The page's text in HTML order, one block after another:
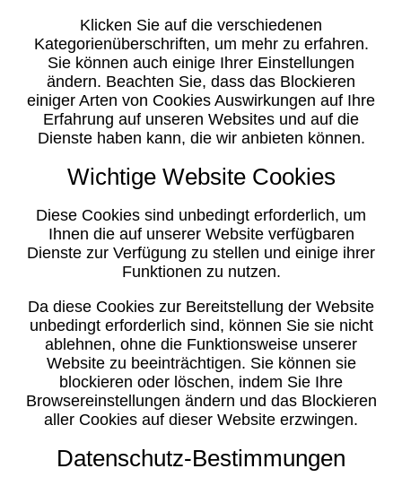
Klicken Sie auf die verschiedenen
Kategorienüberschriften, um mehr zu erfahren.
Sie können auch einige Ihrer Einstellungen
ändern. Beachten Sie, dass das Blockieren
einiger Arten von Cookies Auswirkungen auf Ihre
Erfahrung auf unseren Websites und auf die
Dienste haben kann, die wir anbieten können.
Wichtige Website Cookies
Diese Cookies sind unbedingt erforderlich, um
Ihnen die auf unserer Website verfügbaren
Dienste zur Verfügung zu stellen und einige ihrer
Funktionen zu nutzen.
Da diese Cookies zur Bereitstellung der Website
unbedingt erforderlich sind, können Sie sie nicht
ablehnen, ohne die Funktionsweise unserer
Website zu beeinträchtigen. Sie können sie
blockieren oder löschen, indem Sie Ihre
Browsereinstellungen ändern und das Blockieren
aller Cookies auf dieser Website erzwingen.
Datenschutz-Bestimmungen